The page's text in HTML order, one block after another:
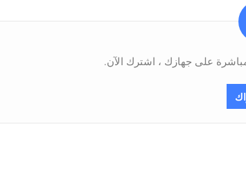
على جهازك ، اشترك الآن.